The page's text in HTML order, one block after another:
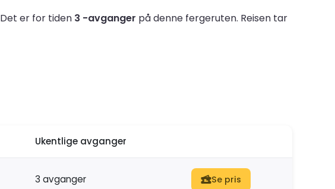
Det er for tiden 3 -avganger på denne fergeruten. Reisen tar
Ukentlige avganger
3 avganger Se pris